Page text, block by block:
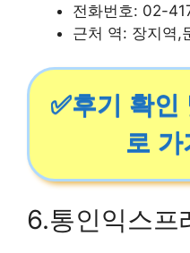
전화번호: 02-
근처 역: 장지역,
✅후기 확인
로
6.통인익스프